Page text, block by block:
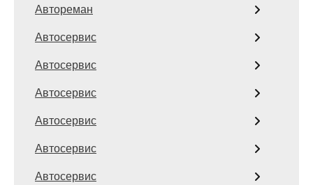
Автореман
Автосервис
Автосервис
Автосервис
Автосервис
Автосервис
Автосервис